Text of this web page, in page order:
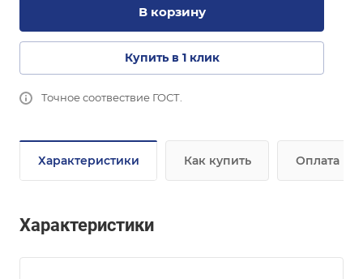
В корзину
Купить в 1 клик
Точное соотвествие ГОСТ.
Характеристики Как купить Оплата
Характеристики